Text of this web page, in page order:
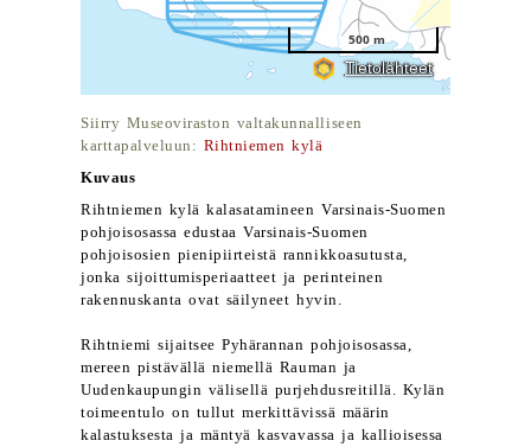
Siirry Museoviraston valtakunnalliseen
karttapalveluun: Rihtniemen kylä
Kuvaus
Rihtniemen kylä kalasatamineen Varsinais-Suomen
pohjoisosassa edustaa Varsinais-Suomen
pohjoisosien pienipiirteistä rannikkoasutusta,
jonka sijoittumisperiaatteet ja perinteinen
rakennuskanta ovat säilyneet hyvin.
Rihtniemi sijaitsee Pyhärannan pohjoisosassa,
mereen pistävällä niemellä Rauman ja
Uudenkaupungin välisellä purjehdusreitillä. Kylän
toimeentulo on tullut merkittävissä määrin
kalastuksesta ja mäntyä kasvavassa ja kallioisessa